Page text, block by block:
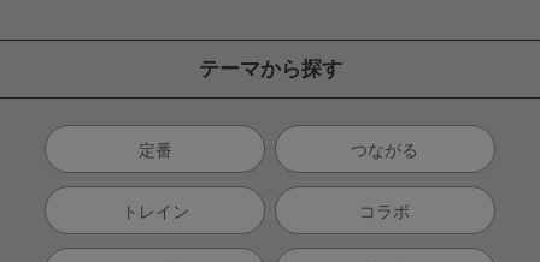
テーマから探す
定番 つながる
トレイン コラボ